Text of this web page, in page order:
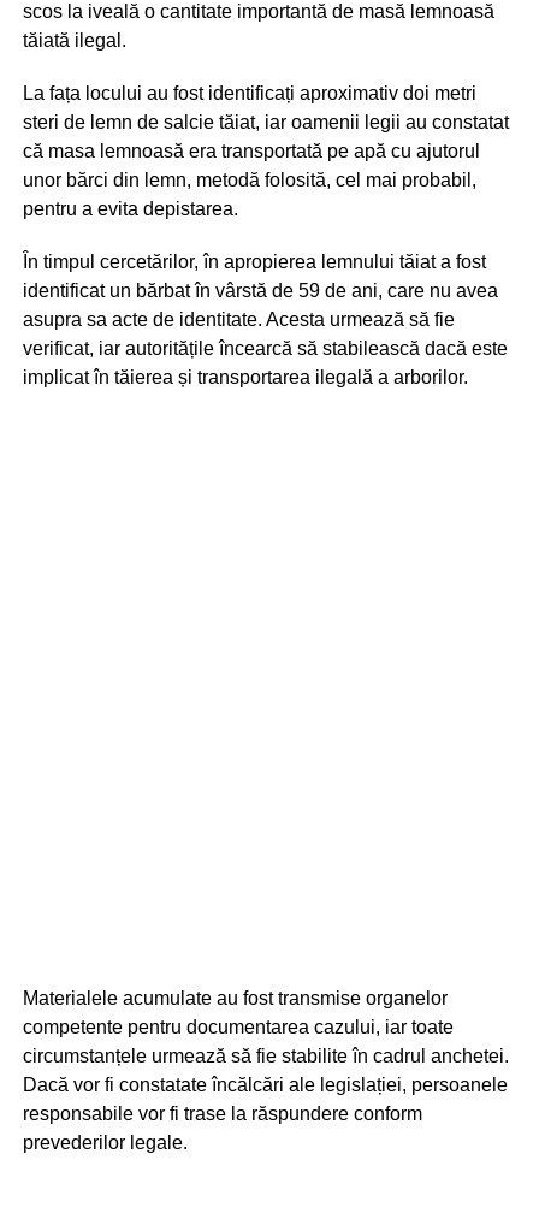
scos la iveală o cantitate importantă de masă lemnoasă
tăiată ilegal.
La fața locului au fost identificați aproximativ doi metri
steri de lemn de salcie tăiat, iar oamenii legii au constatat
că masa lemnoasă era transportată pe apă cu ajutorul
unor bărci din lemn, metodă folosită, cel mai probabil,
pentru a evita depistarea.
În timpul cercetărilor, în apropierea lemnului tăiat a fost
identificat un bărbat în vârstă de 59 de ani, care nu avea
asupra sa acte de identitate. Acesta urmează să fie
verificat, iar autoritățile încearcă să stabilească dacă este
implicat în tăierea și transportarea ilegală a arborilor.
Materialele acumulate au fost transmise organelor
competente pentru documentarea cazului, iar toate
circumstanțele urmează să fie stabilite în cadrul anchetei.
Dacă vor fi constatate încălcări ale legislației, persoanele
responsabile vor fi trase la răspundere conform
prevederilor legale.